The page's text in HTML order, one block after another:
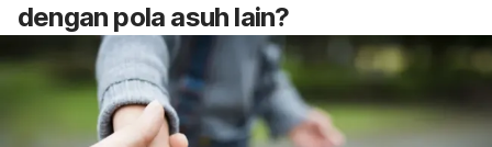
dengan pola asuh lain?